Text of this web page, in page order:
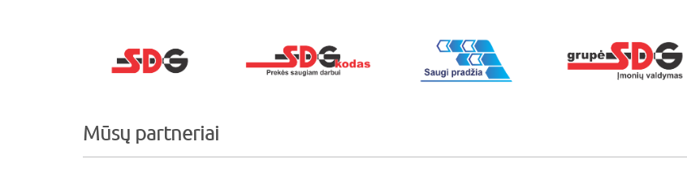
Mūsų partneriai